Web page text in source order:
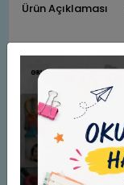
Ürün Açıklaması
Benzer Ürünler